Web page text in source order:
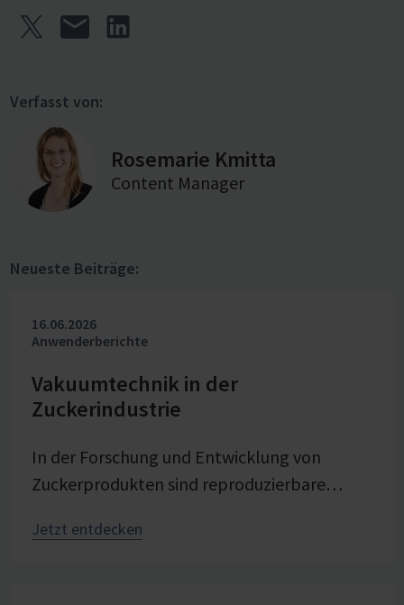
Verfasst von:
Rosemarie Kmitta
Content Manager
Neueste Beiträge:
16.06.2026
Anwenderberichte
Vakuumtechnik in der
Zuckerindustrie
In der Forschung und Entwicklung von
Zuckerprodukten sind reproduzierbare
gezielt zu untersuchen und
Jetzt entdecken